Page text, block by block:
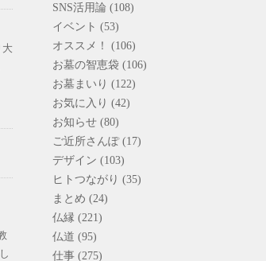
大
SNS活用論 (108)
イベント (53)
オススメ！ (106)
お墓の智恵袋 (106)
お墓まいり (122)
お気に入り (42)
お知らせ (80)
ご近所さんぽ (17)
デザイン (103)
ヒトつながり (35)
まとめ (24)
仏縁 (221)
仏道 (95)
仕事 (275)